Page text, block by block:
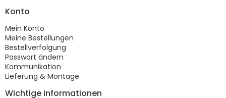
Konto
Mein Konto
Meine Bestellungen
Bestellverfolgung
Passwort ändern
Kommunikation
Lieferung & Montage
Wichtige Informationen